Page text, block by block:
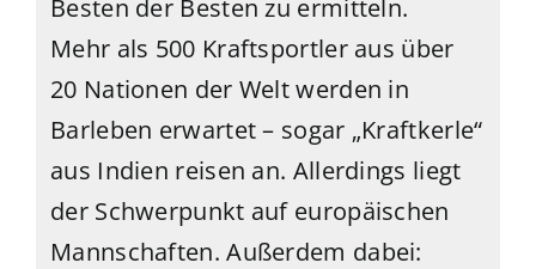
Besten der Besten zu ermitteln.
Mehr als 500 Kraftsportler aus über
20 Nationen der Welt werden in
Barleben erwartet – sogar „Kraftkerle“
aus Indien reisen an. Allerdings liegt
der Schwerpunkt auf europäischen
Mannschaften. Außerdem dabei: